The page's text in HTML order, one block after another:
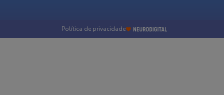
Política de privacidade